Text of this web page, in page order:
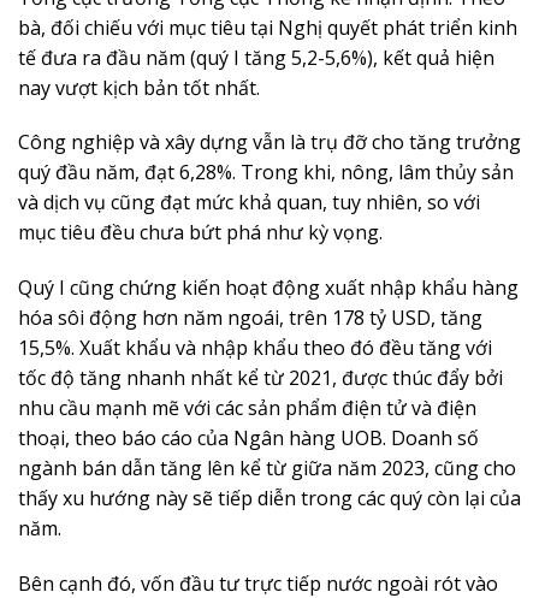
bà, đối chiếu với mục tiêu tại Nghị quyết phát triển kinh
tế đưa ra đầu năm (quý I tăng 5,2-5,6%), kết quả hiện
nay vượt kịch bản tốt nhất.
Công nghiệp và xây dựng vẫn là trụ đỡ cho tăng trưởng
quý đầu năm, đạt 6,28%. Trong khi, nông, lâm thủy sản
và dịch vụ cũng đạt mức khả quan, tuy nhiên, so với
mục tiêu đều chưa bứt phá như kỳ vọng.
Quý I cũng chứng kiến hoạt động xuất nhập khẩu hàng
hóa sôi động hơn năm ngoái, trên 178 tỷ USD, tăng
15,5%. Xuất khẩu và nhập khẩu theo đó đều tăng với
tốc độ tăng nhanh nhất kể từ 2021, được thúc đẩy bởi
nhu cầu mạnh mẽ với các sản phẩm điện tử và điện
thoại, theo báo cáo của Ngân hàng UOB. Doanh số
ngành bán dẫn tăng lên kể từ giữa năm 2023, cũng cho
thấy xu hướng này sẽ tiếp diễn trong các quý còn lại của
năm.
Bên cạnh đó, vốn đầu tư trực tiếp nước ngoài rót vào